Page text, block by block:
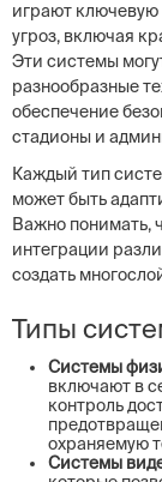
играют ключевую
угроз, включая
Эти системы
разнообразные
обеспечение
стадионы и
Каждый тип
может быть
Важно понимать,
интеграции
создать
Типы
Системы
включают в
контроль
охраняемую
Системы